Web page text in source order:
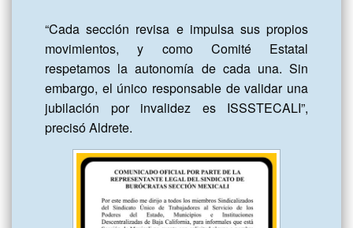
“Cada sección revisa e impulsa sus propios
movimientos, y como Comité Estatal
respetamos la autonomía de cada una. Sin
embargo, el único responsable de validar una
jubilación por invalidez es ISSSTECALI”,
precisó Aldrete.